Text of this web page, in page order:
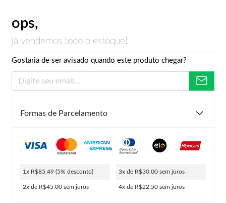
ops,
já vendemos todo o estoque!
Gostaria de ser avisado quando este produto chegar?
Formas de Parcelamento
1x R$85,49 (5% desconto)
2x de R$45,00 sem juros
3x de R$30,00 sem juros
4x de R$22,50 sem juros